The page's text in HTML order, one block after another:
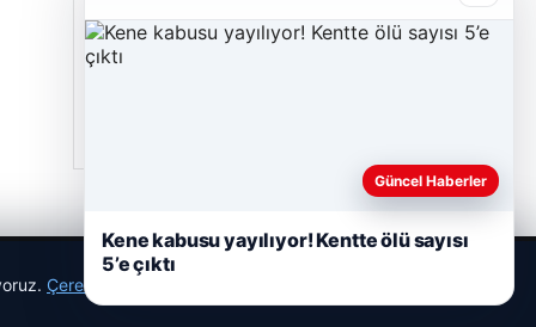
Prenses Night Club
Çerez Politikamız
Güncel Haberler
Kene kabusu yayılıyor! Kentte ölü sayısı
5’e çıktı